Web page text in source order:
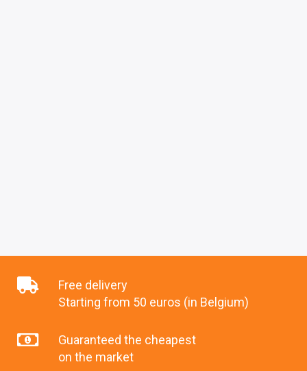
Free delivery
Starting from 50 euros (in Belgium)
Guaranteed the cheapest
on the market